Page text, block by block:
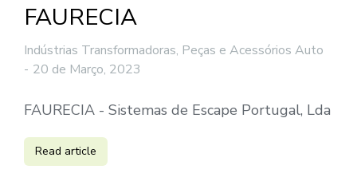
FAURECIA
Indústrias Transformadoras, Peças e Acessórios Auto
20 de Março, 2023
FAURECIA - Sistemas de Escape Portugal, Lda
Read article